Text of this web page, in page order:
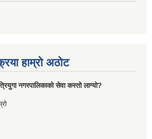
हाम्रो अठोट
नगरपालिकाको सेवा कस्तो लाग्यो?